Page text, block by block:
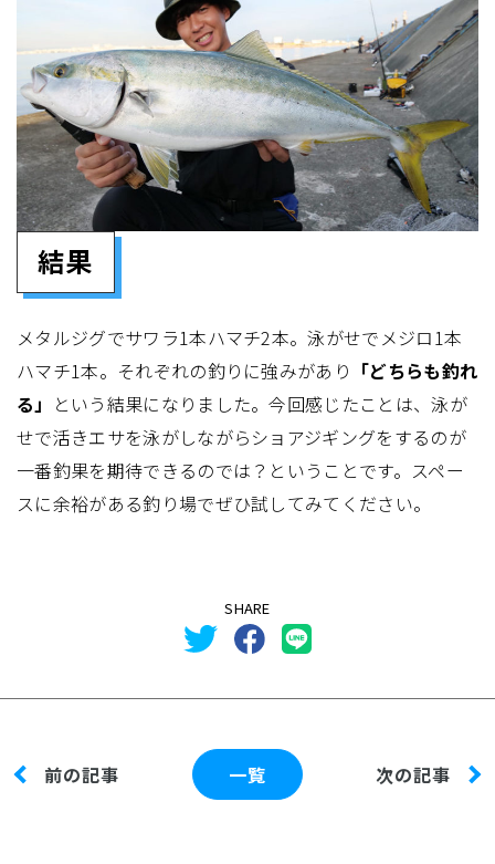
結果
メタルジグでサワラ1本ハマチ2本。泳がせでメジロ1本
ハマチ1本。それぞれの釣りに強みがあり 「どちらも釣れ
る」 という結果になりました。今回感じたことは、泳が
せで活きエサを泳がしながらショアジギングをするのが
一番釣果を期待できるのでは？ということです。スペー
スに余裕がある釣り場でぜひ試してみてください。
SHARE
前の記事 一覧 次の記事